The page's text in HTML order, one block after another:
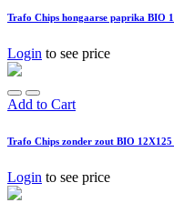
Trafo Chips hongaarse paprika BIO
Login to see price
Add to Cart
Trafo Chips zonder zout BIO
Login to see price